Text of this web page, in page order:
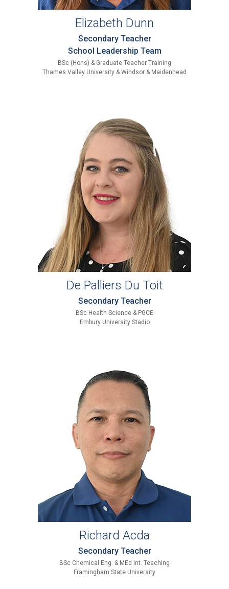
Elizabeth Dunn
Secondary Teacher
School Leadership Team
BSc (Hons) & Graduate Teacher Training
Thames Valley University & Windsor & Maidenhead
De Palliers Du Toit
Secondary Teacher
BSc Health Science & PGCE
Embury University Stadio
Richard Acda
Secondary Teacher
BSc Chemical Eng. & MEd Int. Teaching
Framingham State University